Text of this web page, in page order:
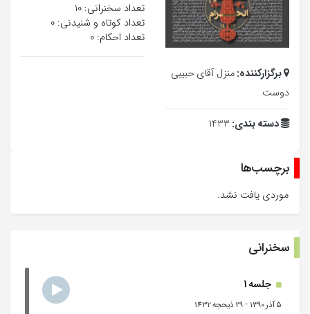
برگزارکننده:منزل آقای حبیبی
دوست
دسته بندی: 1433
تعداد سخنرانی‌: 10
تعداد کوتاه و شنیدنی: 0
تعداد احکام: 0
برچسب‌ها
موردی یافت نشد.
سخنرانی
جلسه 1
5 آذر 1390 -29 ذیحجه 1432